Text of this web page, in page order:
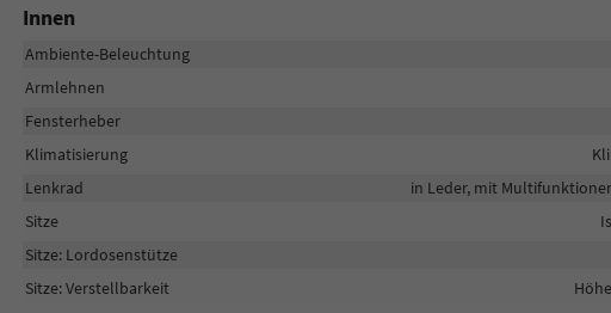
Innen
Ambiente-Beleuchtung
Armlehnen
Fensterheber
Klimatisierung
Lenkrad
in Leder, mit
Sitze
Sitze: Lordosenstütze
Sitze: Verstellbarkeit